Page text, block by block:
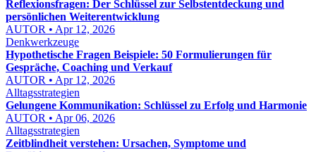
Reflexionsfragen: Der Schlüssel zur Selbstentdeckung und
persönlichen Weiterentwicklung
AUTOR • Apr 12, 2026
Denkwerkzeuge
Hypothetische Fragen Beispiele: 50 Formulierungen für
Gespräche, Coaching und Verkauf
AUTOR • Apr 12, 2026
Alltagsstrategien
Gelungene Kommunikation: Schlüssel zu Erfolg und Harmonie
AUTOR • Apr 06, 2026
Alltagsstrategien
Zeitblindheit verstehen: Ursachen, Symptome und